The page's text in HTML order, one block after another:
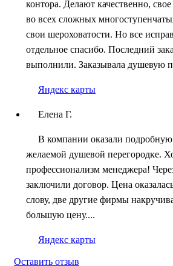
контора. Делают качественно,
во всех сложных
свои шероховатости. Но все
отдельное спасибо. Последний
выполнили. Заказывала душевую
Яндекс карты
Елена Г.
В компании оказали
желаемой душевой перегородке.
профессионализм менеджера!
заключили договор. Цена
слову, две другие фирмы
большую цену....
Яндекс карты
Оставить отзыв